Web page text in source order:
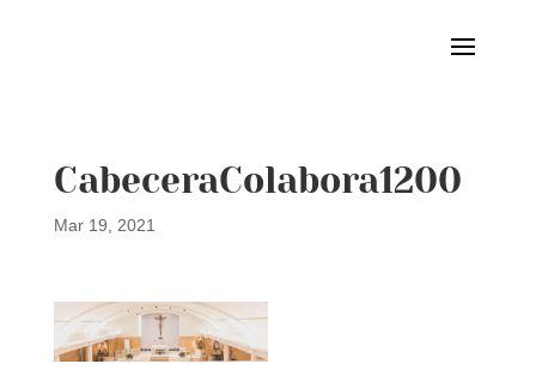
CabeceraColabora1200
Mar 19, 2021